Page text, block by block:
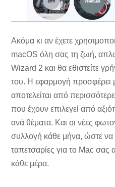
Ακόμα κι αν έχετε
macOS όλη σας τη ζωή,
Wizard 2 και θα εθιστείτε
του. Η εφαρμογή προσφέρει
αποτελείται από
που έχουν επιλεγεί από
ανά θέματα. Και οι νέες
συλλογή κάθε μήνα, ώστε να
ταπετσαρίες για το Mac σας
κάθε μέρα.